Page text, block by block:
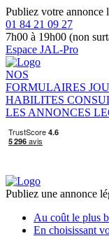
Publiez votre annonce
01 84 21 09 27
7h00 à 19h00 (non
Espace JAL-Pro
NOS
FORMULAIRES
HABILITES
LES ANNONCES
Publiez une annonce
Au coût le plus
En choisissant